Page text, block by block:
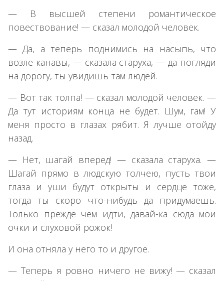
— В высшей степени романтическое
повествование! — сказал молодой человек.
— Да, а теперь поднимись на насыпь, что
возле канавы, — сказала старуха, — да погляди
на дорогу, ты увидишь там людей.
— Вот так толпа! — сказал молодой человек. —
Да тут историям конца не будет. Шум, гам! У
меня просто в глазах рябит. Я лучше отойду
назад.
— Нет, шагай вперед! — сказала старуха. —
Шагай прямо в людскую толчею, пусть твои
глаза и уши будут открыты и сердце тоже,
тогда ты скоро что-нибудь да придумаешь.
Только прежде чем идти, давай-ка сюда мои
очки и слуховой рожок!
И она отняла у него то и другое.
— Теперь я ровно ничего не вижу! — сказал